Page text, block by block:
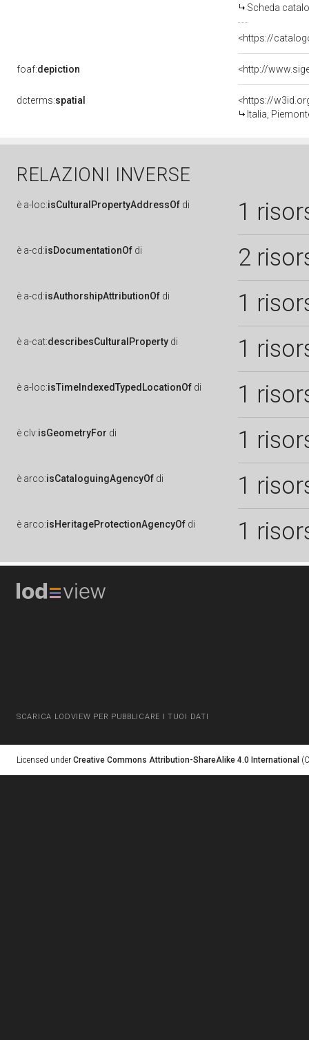
Scheda
<https://
foaf:depiction
dcterms:spatial
<https://
Italia,
RELAZIONI INVERSE
è a-loc:isCulturalPropertyAddressOf di 1
è a-cd:isDocumentationOf di 2
è a-cd:isAuthorshipAttributionOf di 1
è a-cat:describesCulturalProperty di 1
è a-loc:isTimeIndexedTypedLocationOf di 1
è clv:isGeometryFor di 1
è arco:isCataloguingAgencyOf di 1
è arco:isHeritageProtectionAgencyOf di 1
SCARICA LODVIEW PER PUBBLICARE I TUOI DATI
Licensed under Creative Commons Attribution-ShareAlike 4.0 International